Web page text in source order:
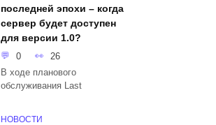
последней эпохи – когда
сервер будет доступен
для версии 1.0?
0
26
В ходе планового
обслуживания Last
НОВОСТИ